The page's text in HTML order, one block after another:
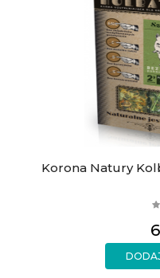
Korona Natury